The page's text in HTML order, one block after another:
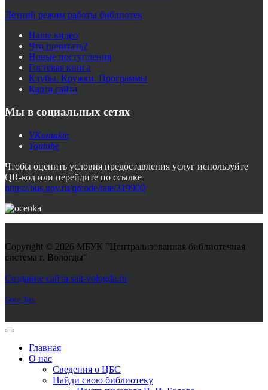
Летний режим работы библиотек
Наше видео
Что почитать?
Новые поступления
Гостевая книга
Клубы. Кружки. Программы
Карта сайта
Мы в социальных сетях
VKontakte
Youtube
Чтобы оценить условия предоставления услуг используйте
QR-код или перейдите по ссылке
https://bus.gov.ru/qrcode/rate/319900
Copyright © 2026 МБУК "Централизованная библиотечная
система г. Вологды"
Создание сайта sait-vologda.ru
Goto Top
Главная
О нас
Сведения о ЦБС
Найди свою библиотеку